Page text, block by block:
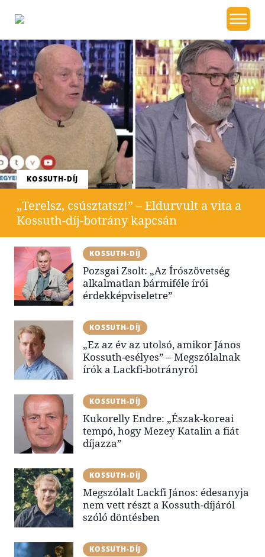
KOSSUTH-DÍJ
„Terelsz, csúsztatsz!” – Eldurvult a vita a
Kossuth-díj-botrány kapcsán
KOSSUTH-DÍJ
Pozsgai Zsolt: „Az Írószövetség
alkalmatlan bármiféle írói
érdekképviseletre”
KOSSUTH-DÍJ
„Ez az év az utolsó, amikor János
Kossuth-esélyes” – Megszólalnak
írók a Lackfi-botrányról
KOSSUTH-DÍJ
Kukorelly Endre: „Észak-koreai
tempó, hogy Mezey Katalin a fiát
díjazza”
KOSSUTH-DÍJ
Megszólalt Lackfi János: édesanyja
nem vett részt a Kossuth-díjáról
szóló döntésben
KOSSUTH-DÍJ